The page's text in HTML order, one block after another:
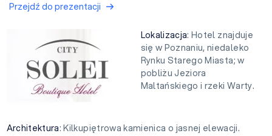
Przejdź do prezentacji
Lokalizacja: Hotel znajduje
się w Poznaniu, niedaleko
Rynku Starego Miasta; w
pobliżu Jeziora
Maltańskiego i rzeki Warty.
Architektura: Kilkupiętrowa kamienica o jasnej elewacji.